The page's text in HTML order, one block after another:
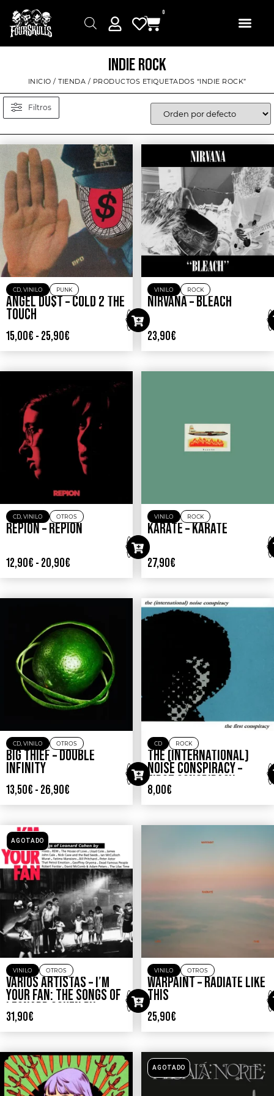
0
INDIE ROCK
INICIO / TIENDA / PRODUCTOS ETIQUETADOS “INDIE ROCK”
Filtros
CD, VINILO PUNK
ANGEL DU$T – COLD 2 THE
TOUCH
15,00€ - 25,90€
VINILO ROCK
NIRVANA – BLEACH
23,90€
CD, VINILO OTROS
REPION – REPION
12,90€ - 20,90€
VINILO ROCK
KARATE – KARATE
27,90€
CD, VINILO OTROS
BIG THIEF – DOUBLE
INFINITY
13,50€ - 26,90€
CD ROCK
THE (INTERNATIONAL)
NOISE CONSPIRACY –
FIRST CONSPIRACY
8,00€
AGOTADO
VINILO OTROS
VARIOS ARTISTAS – I’M
YOUR FAN: THE SONGS OF
LEONARD COHEN BY…
31,90€
VINILO OTROS
WARPAINT – RADIATE LIKE
THIS
25,90€
AGOTADO